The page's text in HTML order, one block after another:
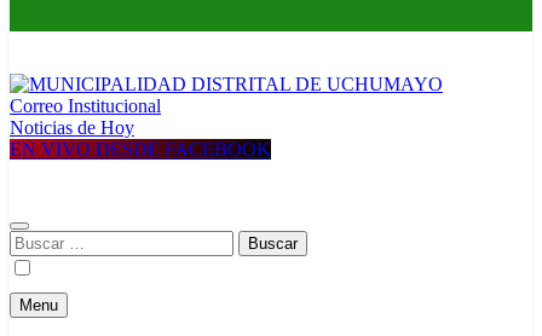
MUNICIPALIDAD DISTRITAL DE UCHUMAYO
Construyendo una nueva Historia
Correo Institucional
Noticias de Hoy
EN VIVO DESDE FACEBOOK
Buscar:
Menu